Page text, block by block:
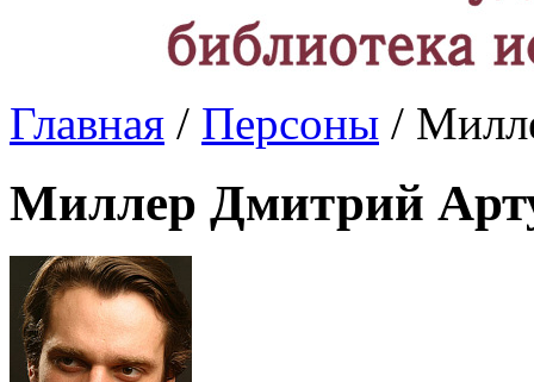
Главная / Персоны /
Миллер Дмитрий